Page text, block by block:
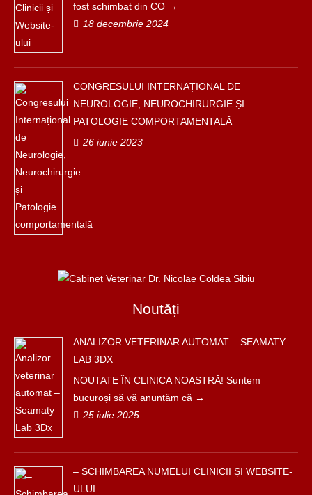
fost schimbat din CO
18 decembrie 2024
CONGRESULUI INTERNAȚIONAL DE
NEUROLOGIE, NEUROCHIRURGIE ȘI
PATOLOGIE COMPORTAMENTALĂ
26 iunie 2023
Noutăți
ANALIZOR VETERINAR AUTOMAT – SEAMATY
LAB 3DX
NOUTATE ÎN CLINICA NOASTRĂ! Suntem
bucuroși să vă anunțăm că
25 iulie 2025
– SCHIMBAREA NUMELUI CLINICII ȘI WEBSITE-
ULUI